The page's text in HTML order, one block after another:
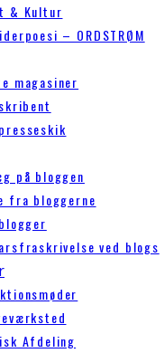
& Kultur
– ORDSTRØM
magasiner
på bloggen
fra bloggerne
ved blogs
Afdeling